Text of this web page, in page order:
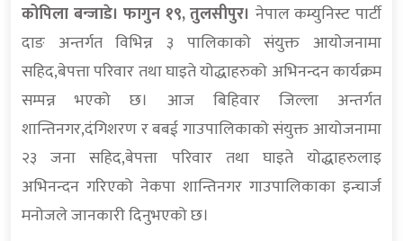
कोपिला बन्जाडे। फागुन १९, तुलसीपुर। नेपाल कम्युनिस्ट पार्टी
दाङ अन्तर्गत विभिन्न ३ पालिकाको संयुक्त आयोजनामा
सहिद,बेपत्ता परिवार तथा घाइते योद्धाहरुको अभिनन्दन कार्यक्रम
सम्पन्न भएको छ। आज बिहिवार जिल्ला अन्तर्गत
शान्तिनगर,दंगिशरण र बबई गाउपालिकाको संयुक्त आयोजनामा
२३ जना सहिद,बेपत्ता परिवार तथा घाइते योद्धाहरुलाइ
अभिनन्दन गरिएको नेकपा शान्तिनगर गाउपालिकाका इन्चार्ज
मनोजले जानकारी दिनुभएको छ।